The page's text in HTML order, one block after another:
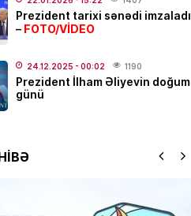
oldu
sabiq nazir vəfat
Prezident tarixi sənədi imzaladı
– FOTO/VİDEO
24.12.2025 - 00:02 1190
Prezident İlham Əliyevin doğum
günü